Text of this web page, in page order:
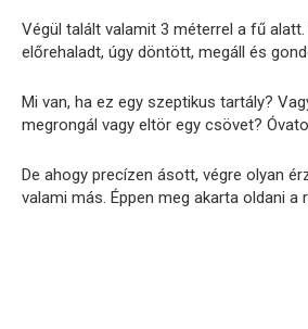
Végül talált valamit 3 méterrel a fű
előrehaladt, úgy döntött, megáll és
Mi van, ha ez egy szeptikus tartály?
megrongál vagy eltör egy csövet?
De ahogy precízen ásott, végre olyan
valami más. Éppen meg akarta oldani a